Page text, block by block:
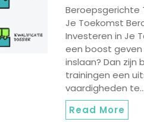
Beroepsgerichte
Je Toekomst
Investeren in Je
een boost
inslaan? Dan
trainingen een
vaardigheden te…
Read More